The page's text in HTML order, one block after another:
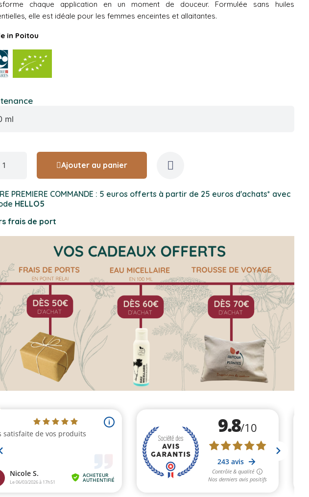
chaque application en un moment de douceur. Formulée sans huiles
elle est idéale pour les femmes enceintes et allaitantes.
in Poitou
Ajouter au panier
PREMIERE COMMANDE : 5 euros offerts à partir de 25 euros d'achats* avec
HELLO5
frais de port